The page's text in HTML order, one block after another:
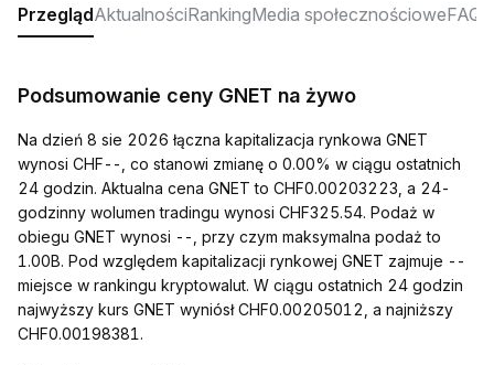
PrzeglądAktualnościRankingMedia społecznościoweFAQ
Podsumowanie ceny GNET na żywo
Na dzień 8 sie 2026 łączna kapitalizacja rynkowa GNET
wynosi CHF--, co stanowi zmianę o 0.00% w ciągu ostatnich
24 godzin. Aktualna cena GNET to CHF0.00203223, a 24-
godzinny wolumen tradingu wynosi CHF325.54. Podaż w
obiegu GNET wynosi --, przy czym maksymalna podaż to
1.00B. Pod względem kapitalizacji rynkowej GNET zajmuje --
miejsce w rankingu kryptowalut. W ciągu ostatnich 24 godzin
najwyższy kurs GNET wyniósł CHF0.00205012, a najniższy
CHF0.00198381.